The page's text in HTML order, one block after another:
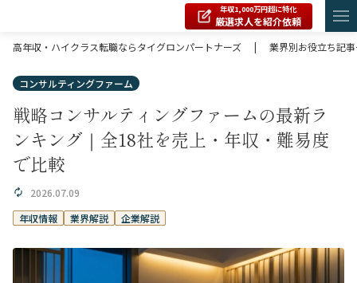
年収1,000万円超に特化
厳選求人を紹介依頼
高年収・ハイクラス転職ならタイグロンパートナーズ
| 業界別お役立ち記
コンサルティングファーム
戦略コンサルティングファームの最新ラ
ンキング｜全18社を売上・年収・難易度
で比較
2026.07.09
年収情報
業界解説 企業解説